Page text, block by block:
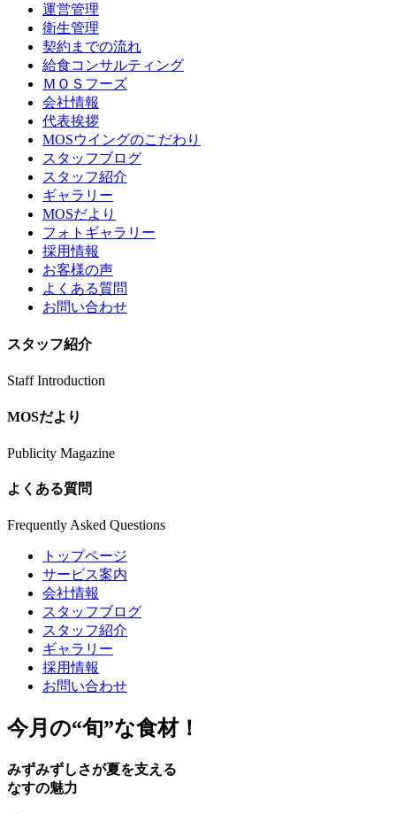
運営管理
衛生管理
契約までの流れ
給食コンサルティング
ＭＯＳフーズ
会社情報
代表挨拶
MOSウイングのこだわり
スタッフブログ
スタッフ紹介
ギャラリー
MOSだより
フォトギャラリー
採用情報
お客様の声
よくある質問
お問い合わせ
スタッフ紹介
Staff Introduction
MOSだより
Publicity Magazine
よくある質問
Frequently Asked Questions
トップページ
サービス案内
会社情報
スタッフブログ
スタッフ紹介
ギャラリー
採用情報
お問い合わせ
今月の“旬”な食材！
みずみずしさが夏を支える
なすの魅力